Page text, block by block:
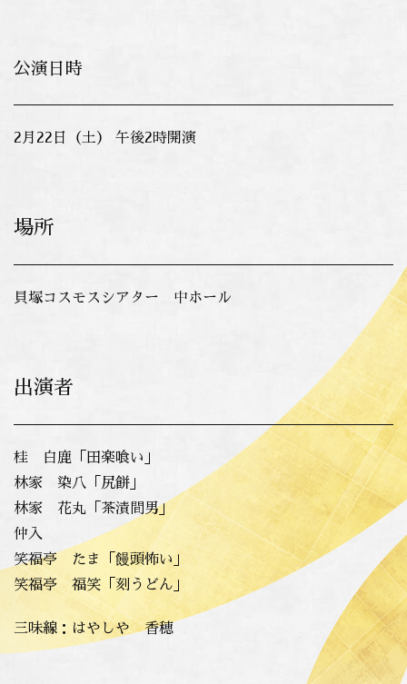
公演日時
2月22日（土） 午後2時開演
場所
貝塚コスモスシアター 中ホール
出演者
桂 白鹿「田楽喰い」
林家 染八「尻餅」
林家 花丸「茶漬間男」
仲入
笑福亭 たま「饅頭怖い」
笑福亭 福笑「刻うどん」
三味線：はやしや 香穂